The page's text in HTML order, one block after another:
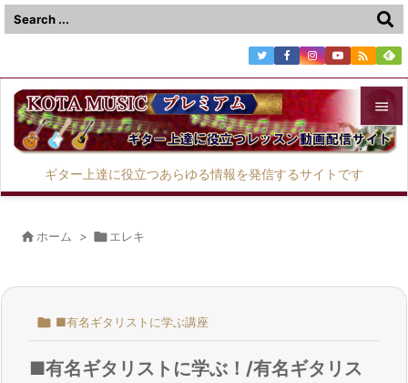
ギター上達に役立つあらゆる情報を発信するサイトです





 ホーム >  エレキ
 ■有名ギタリストに学ぶ講座
■有名ギタリストに学ぶ！/有名ギタリス